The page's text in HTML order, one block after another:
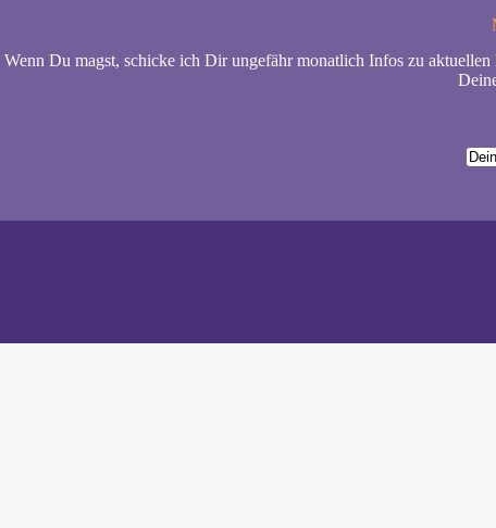
Wenn Du magst, schicke ich Dir ungefähr monatlich Infos zu